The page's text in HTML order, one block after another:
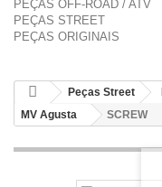
PEÇAS OFF-ROAD / ATV
PEÇAS STREET
PEÇAS ORIGINAIS
Peças Street
MV Agusta
SCREW